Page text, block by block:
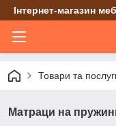
Інтернет-магазин
Товари та
Матраци на